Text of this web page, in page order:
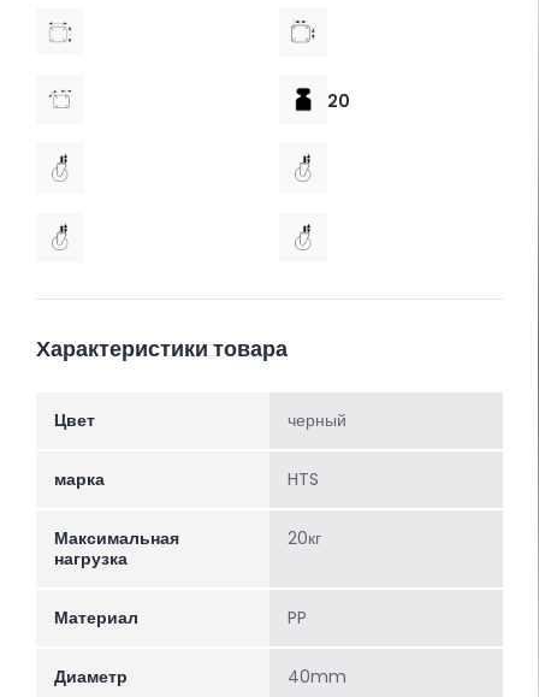
20
Характеристики товара
Цвет черный
марка HTS
Максимальная
нагрузка
20кг
Материал PP
Диаметр 40mm